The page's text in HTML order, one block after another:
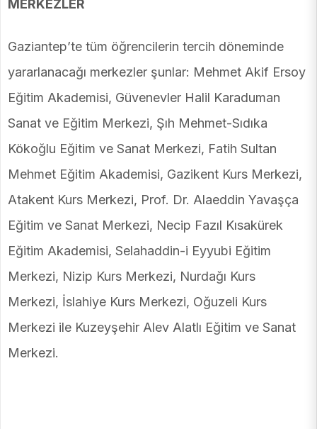
MERKEZLER
Gaziantep’te tüm öğrencilerin tercih döneminde
yararlanacağı merkezler şunlar: Mehmet Akif Ersoy
Eğitim Akademisi, Güvenevler Halil Karaduman
Sanat ve Eğitim Merkezi, Şıh Mehmet-Sıdıka
Kökoğlu Eğitim ve Sanat Merkezi, Fatih Sultan
Mehmet Eğitim Akademisi, Gazikent Kurs Merkezi,
Atakent Kurs Merkezi, Prof. Dr. Alaeddin Yavaşça
Eğitim ve Sanat Merkezi, Necip Fazıl Kısakürek
Eğitim Akademisi, Selahaddin-i Eyyubi Eğitim
Merkezi, Nizip Kurs Merkezi, Nurdağı Kurs
Merkezi, İslahiye Kurs Merkezi, Oğuzeli Kurs
Merkezi ile Kuzeyşehir Alev Alatlı Eğitim ve Sanat
Merkezi.